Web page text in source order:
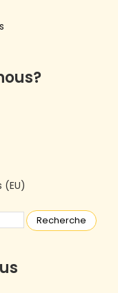
(EU)
Recherche